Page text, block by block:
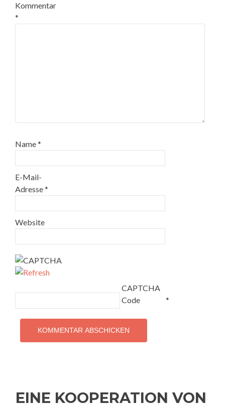
Kommentar
*
Name*
E-Mail-
Adresse*
Website
CAPTCHA
Code
*
EINE KOOPERATION VON